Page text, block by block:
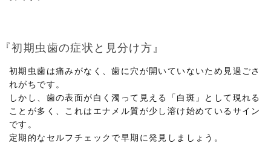
『初期虫歯の症状と見分け方』
初期虫歯は痛みがなく、歯に穴が開いていないため見過ごさ
れがちです。
しかし、歯の表面が白く濁って見える「白斑」として現れる
ことが多く、これはエナメル質が少し溶け始めているサイン
です。
定期的なセルフチェックで早期に発見しましょう。